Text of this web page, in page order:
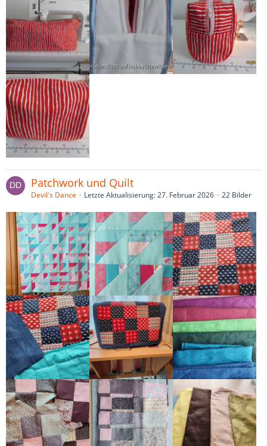
Patchwork und Quilt
Devil's Dance Letzte Aktualisierung:27. Februar 2026 22 Bilder